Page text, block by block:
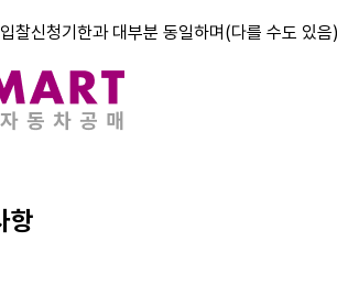
찰신청기한과 대부분 동일하며(다를 수도 있
항